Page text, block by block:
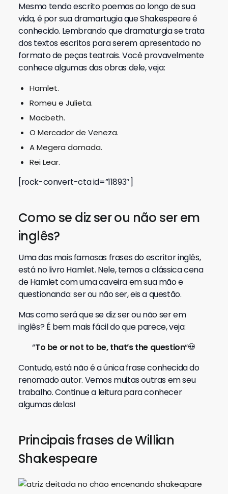
Mesmo tendo escrito poemas ao longo de sua
vida, é por sua dramartugia que Shakespeare é
conhecido. Lembrando que dramaturgia se trata
dos textos escritos para serem apresentado no
formato de peças teatrais. Você provavelmente
conhece algumas das obras dele, veja:
Hamlet.
Romeu e Julieta.
Macbeth.
O Mercador de Veneza.
A Megera domada.
Rei Lear.
[rock-convert-cta id=”11893″]
Como se diz ser ou não ser em
inglês?
Uma das mais famosas frases do escritor inglês,
está no livro Hamlet. Nele, temos a clássica cena
de Hamlet com uma caveira em sua mão e
questionando: ser ou não ser, eis a questão.
Mas como será que se diz ser ou não ser em
inglês? É bem mais fácil do que parece, veja:
“To be or not to be, that’s the question“💀
Contudo, está não é a única frase conhecida do
renomado autor. Vemos muitas outras em seu
trabalho. Continue a leitura para conhecer
algumas delas!
Principais frases de Willian
Shakespeare